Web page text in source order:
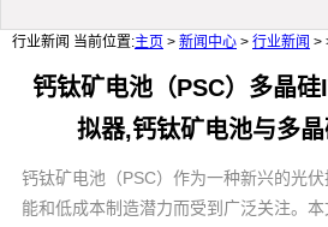
行业新闻 当前位置:主页 > 新闻中心 > 行业新闻 >
钙钛矿电池（PSC）多晶
拟器,钙钛矿电池与多
钙钛矿电池（PSC）作为一种新兴的光
能和低成本制造潜力而受到广泛关注。